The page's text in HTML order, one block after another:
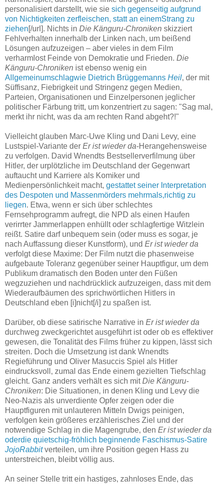
personalisiert darstellt, wie sie sich gegenseitig aufgrund
von Nichtigkeiten zerfleischen, statt an einemStrang zu
ziehen[/url]. Nichts in Die Känguru-Chroniken skizziert
Fehlverhalten innerhalb der Linken nach, um beißend
Lösungen aufzuzeigen – aber vieles in dem Film
verharmlost Feinde von Demokratie und Frieden. Die
Känguru-Chroniken ist ebenso wenig ein
Allgemeinumschlagwie Dietrich Brüggemanns Heil, der mit
Süffisanz, Fiebrigkeit und Stringenz gegen Medien,
Parteien, Organisationen und Einzelpersonen jeglicher
politischer Färbung tritt, um konzentriert zu sagen: "Sag mal,
merkt ihr nicht, was da am rechten Rand abgeht?!"
Vielleicht glauben Marc-Uwe Kling und Dani Levy, eine
Lustspiel-Variante der Er ist wieder da-Herangehensweise
zu verfolgen. David Wnendts Bestsellerverfilmung über
Hitler, der urplötzliche im Deutschland der Gegenwart
auftaucht und Karriere als Komiker und
Medienpersönlichkeit macht, gestattet seiner Interpretation
des Despoten und Massenmörders mehrmals,richtig zu
liegen. Etwa, wenn er sich über schlechtes
Fernsehprogramm aufregt, die NPD als einen Haufen
verirrter Jammerlappen enhüllt oder schlagfertige Witzlein
reißt. Satire darf unbequem sein (oder muss es sogar, je
nach Auffassung dieser Kunstform), und Er ist wieder da
verfolgt diese Maxime: Der Film nutzt die phasenweise
aufgebaute Toleranz gegenüber seiner Hauptfigur, um dem
Publikum dramatisch den Boden unter den Füßen
wegzuziehen und nachdrücklick aufzuzeigen, dass mit dem
Wiederaufbäumen des sprichwörtlichen Hitlers in
Deutschland eben [i]nicht[/i] zu spaßen ist.
Darüber, ob diese satirische Narrative in Er ist wieder da
durchweg zweckgerichtet ausgeführt ist oder ob es effektiver
gewesen, die Tonalität des Films früher zu kippen, lässt sich
streiten. Doch die Umsetzung ist dank Wnendts
Regieführung und Oliver Masuccis Spiel als Hitler
eindrucksvoll, zumal das Ende einem gezielten Tiefschlag
gleicht. Ganz anders verhält es sich mitDie Känguru-
Chroniken: Die Situationen, in denen Kling und Levy die
Neo-Nazis als unverdiente Opfer zeigen oder die
Hauptfiguren mit unlauteren Mitteln Dwigs peinigen,
verfolgen kein größeres erzählerisches Ziel und der
notwendige Schlag in die Magengrube, den Er ist wieder da
oderdie quietschig-fröhlich beginnende Faschismus-Satire
JojoRabbitverteilen, um ihre Position gegen Hass zu
unterstreichen, bleibt völlig aus.
An seiner Stelle tritt ein hastiges, zahnloses Ende, das